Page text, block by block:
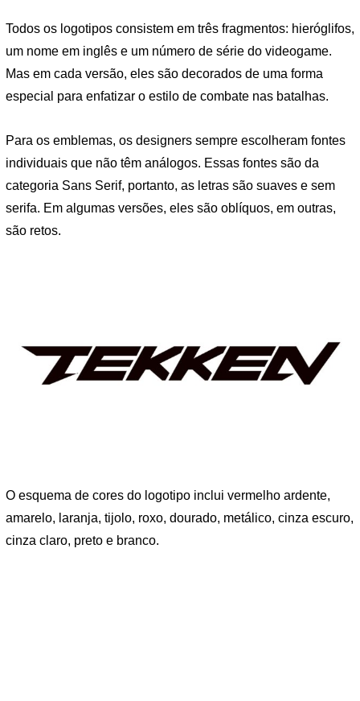
Todos os logotipos consistem em três fragmentos: hieróglifos,
um nome em inglês e um número de série do videogame.
Mas em cada versão, eles são decorados de uma forma
especial para enfatizar o estilo de combate nas batalhas.
Para os emblemas, os designers sempre escolheram fontes
individuais que não têm análogos. Essas fontes são da
categoria Sans Serif, portanto, as letras são suaves e sem
serifa. Em algumas versões, eles são oblíquos, em outras,
são retos.
O esquema de cores do logotipo inclui vermelho ardente,
amarelo, laranja, tijolo, roxo, dourado, metálico, cinza escuro,
cinza claro, preto e branco.